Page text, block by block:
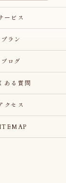
ービス
プラン
ブログ
ある質問
クセス